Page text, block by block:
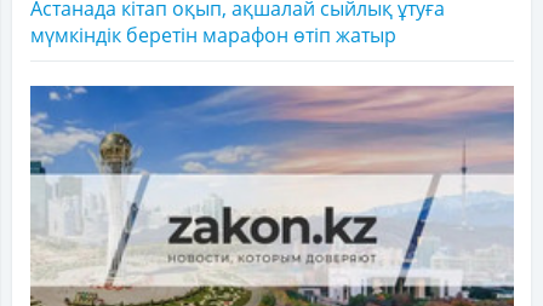
Астанада кітап оқып, ақшалай сыйлық ұтуға
мүмкіндік беретін марафон өтіп жатыр